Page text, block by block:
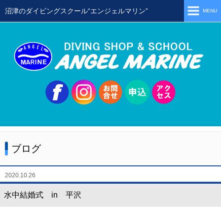
沼津のダイビングスクール“エンジェルマリン” MENU
当店の特徴
スクールメニュー
ステップアップコース
会員限定ツアー
ブログ
2020.10.26
水中結婚式 in 平沢